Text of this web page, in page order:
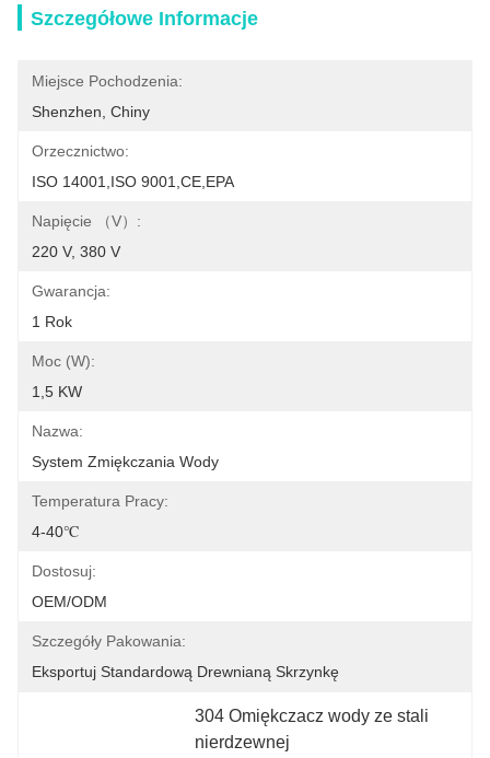
Szczegółowe Informacje
Miejsce Pochodzenia:
Shenzhen, Chiny
Orzecznictwo:
ISO 14001,ISO 9001,CE,EPA
Napięcie （V）:
220 V, 380 V
Gwarancja:
1 Rok
Moc (w):
1,5 KW
Nazwa:
System Zmiękczania Wody
Temperatura Pracy:
4-40℃
Dostosuj:
OEM/ODM
Szczegóły Pakowania:
Eksportuj Standardową Drewnianą Skrzynkę
304 Omiękczacz wody ze stali
nierdzewnej